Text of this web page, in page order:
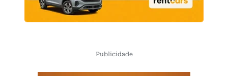
Publicidade